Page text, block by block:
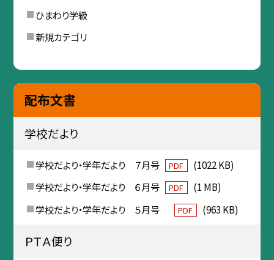
ひまわり学級
新規カテゴリ
配布文書
学校だより
学校だより・学年だより ７月号 PDF
(1022 KB)
学校だより・学年だより ６月号
PDF
(1 MB)
学校だより・学年だより ５月号
PDF (963 KB)
ＰＴＡ便り